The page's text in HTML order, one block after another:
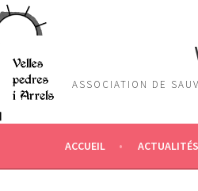
ASSOCIATION DE
ACCUEIL ACTUALITÉS